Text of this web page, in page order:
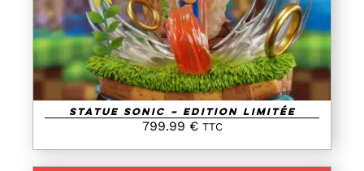
Statue Sonic – Edition Limitée
799.99 € TTC